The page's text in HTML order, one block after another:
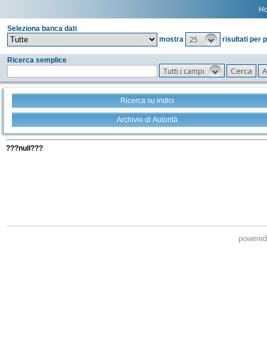
Seleziona banca dati
mostra
25 risultati per
Ricerca semplice
Tutti i campi
Ricerca su indici
Archivio di Autorità
???null???